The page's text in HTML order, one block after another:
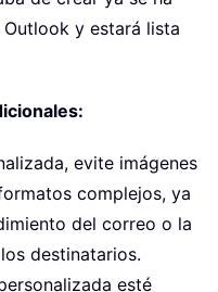
y estará lista
evite imágenes
complejos, ya
del correo o la
destinatarios.
esté